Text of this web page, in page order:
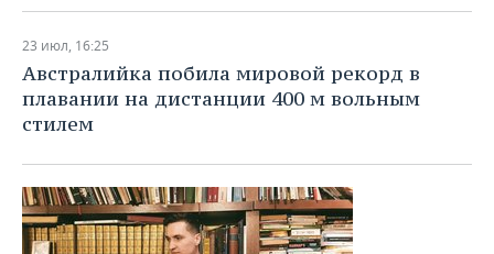
23 июл, 16:25
Австралийка побила мировой рекорд в
плавании на дистанции 400 м вольным
стилем